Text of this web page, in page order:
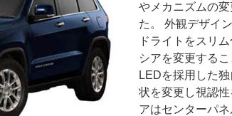
やメカニズムの
た。 外観デザイ
ドライトをスリ
シアを変更する
LEDを採用した
状を変更し視認
アはセンターパ